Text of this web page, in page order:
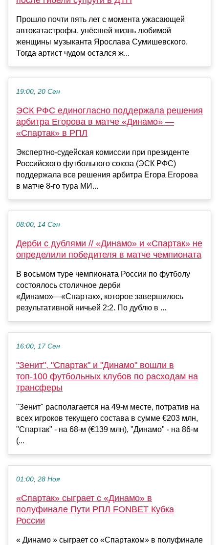
Прошло почти пять лет с момента ужасающей
автокатастрофы, унёсшей жизнь любимой
женщины музыканта Ярослава Сумишевского.
Тогда артист чудом остался ж...
19:00, 20 Сен
ЭСК РФС единогласно поддержала решения
арбитра Егорова в матче «Динамо» —
«Спартак» в РПЛ
Экспертно‑судейская комиссии при президенте
Российского футбольного союза (ЭСК РФС)
поддержала все решения арбитра Егора Егорова
в матче 8‑го тура МИ...
08:00, 14 Сен
Дерби с дублями // «Динамо» и «Спартак» не
определили победителя в матче чемпионата
В восьмом туре чемпионата России по футболу
состоялось столичное дерби
«Динамо»—«Спартак», которое завершилось
результативной ничьей 2:2. По дублю в ...
16:00, 17 Сен
"Зенит", "Спартак" и "Динамо" вошли в
топ-100 футбольных клубов по расходам на
трансферы
"Зенит" располагается на 49-м месте, потратив на
всех игроков текущего состава в сумме €203 млн,
"Спартак" - на 68-м (€139 млн), "Динамо" - на 86-м
(...
01:00, 28 Ноя
«Спартак» сыграет с «Динамо» в
полуфинале Пути РПЛ FONBET Кубка
России
« Динамо » сыграет со «Спартаком» в полуфинале